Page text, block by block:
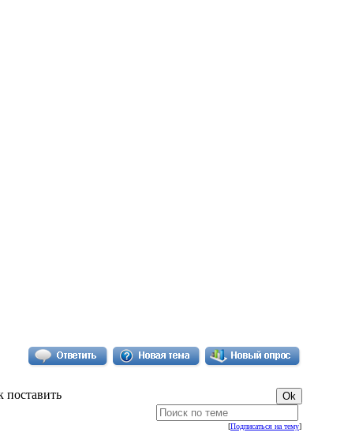
поставить
[Подписаться на тему]